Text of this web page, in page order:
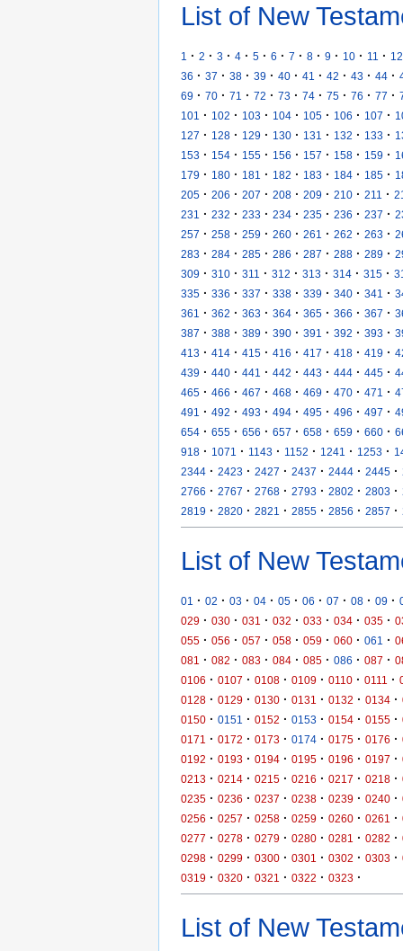
List of New
1 · 2 · 3 · 4 · 5 · 6 · 7 · 8 · 9 · 10 · 11 · 12
36 · 37 · 38 · 39 · 40 · 41 · 42 · 43 · 44 ·
69 · 70 · 71 · 72 · 73 · 74 · 75 · 76 · 77 ·
101
· 102 · 103 · 104 · 105 · 106 · 107 ·
127 · 128 · 129 · 130 · 131 · 132 · 133 ·
153 · 154 · 155 · 156 · 157 · 158 · 159 ·
179 · 180 · 181 · 182 · 183 · 184 · 185 ·
205 · 206 · 207 · 208 · 209 · 210 · 211 ·
231
· 232 · 233 · 234 · 235 · 236 · 237 ·
257 · 258 · 259 · 260 · 261 · 262 · 263 ·
283 · 284 · 285 · 286 · 287 · 288 · 289 ·
309 · 310 · 311 · 312 · 313 · 314 · 315 ·
335 · 336 · 337 · 338 · 339 · 340 · 341 ·
361
· 362 · 363 · 364 · 365 · 366 · 367 ·
387 · 388 · 389 · 390 · 391 · 392 · 393 ·
413 · 414 · 415 · 416 · 417 · 418 · 419 ·
439 · 440 · 441 · 442 · 443 · 444 · 445 ·
465 · 466 · 467 · 468 · 469 · 470 · 471 ·
491
· 492 · 493 · 494 · 495 · 496 · 497 ·
654 · 655 · 656 · 657 · 658 · 659 · 660 ·
918 · 1071 · 1143 · 1152 · 1241 · 1253 ·
2344 · 2423 · 2427 · 2437 · 2444 · 2445 ·
2766 · 2767 · 2768 · 2793 · 2802 · 2803 ·
2819 · 2820 · 2821 · 2855 · 2856 · 2857 ·
List of New
01 · 02 · 03 · 04 · 05 · 06 · 07 · 08 · 09 ·
029 · 030 · 031 · 032 · 033 · 034 · 035 ·
055 · 056 · 057 · 058 · 059 · 060 · 061 ·
081
· 082 · 083 · 084 · 085 · 086 · 087 ·
0106 · 0107 · 0108 · 0109 · 0110 · 0111 ·
0128 · 0129 · 0130 · 0131 · 0132 · 0134 ·
0150 · 0151 · 0152 · 0153 · 0154 · 0155 ·
0171
· 0172 · 0173 · 0174 · 0175 · 0176 ·
0192 · 0193 · 0194 · 0195 · 0196 · 0197 ·
0213 · 0214 · 0215 · 0216 · 0217 · 0218 ·
0235 · 0236 · 0237 · 0238 · 0239 · 0240 ·
0256 · 0257 · 0258 · 0259 · 0260 · 0261 ·
0277 · 0278 · 0279 · 0280 · 0281 · 0282 ·
0298 · 0299 · 0300 · 0301 · 0302 · 0303 ·
0319 · 0320 · 0321 · 0322 · 0323 ·
List of New